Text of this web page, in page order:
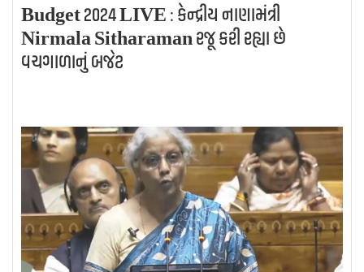
Budget 2024 LIVE : કેન્દ્રીય નાણામંત્રી
Nirmala Sitharaman રજૂ કરી રહ્યા છે
વચગાળાનું બજેટ